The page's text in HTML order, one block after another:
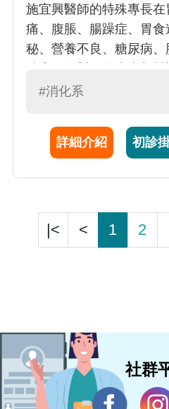
施宜興醫師的特殊專長
痛、腹脹、腸躁症、胃
秘、營養不良、糖尿病
炎、肝功能異常、脂肪
腹部超音波檢查、消化
查，醫師為了確認病因
#消化系
詳細介紹 初診
|< < 1 2
社群